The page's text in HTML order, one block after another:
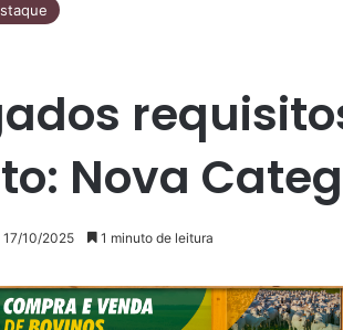
Nova
17/10/2025 1 minuto de leitura